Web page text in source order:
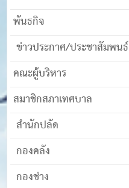
พันธกิจ
ข่าวประกาศ/ประชาสัมพนธ์
คณะผู้บริหาร
สมาชิกสภาเทศบาล
สำนักปลัด
กองคลัง
กองช่าง